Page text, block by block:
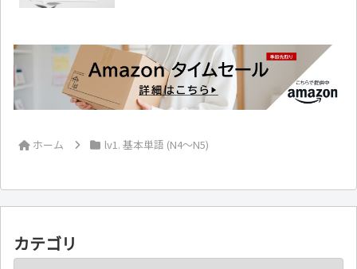
ホーム lv1. 基本単語 (N4～N5)
カテゴリ